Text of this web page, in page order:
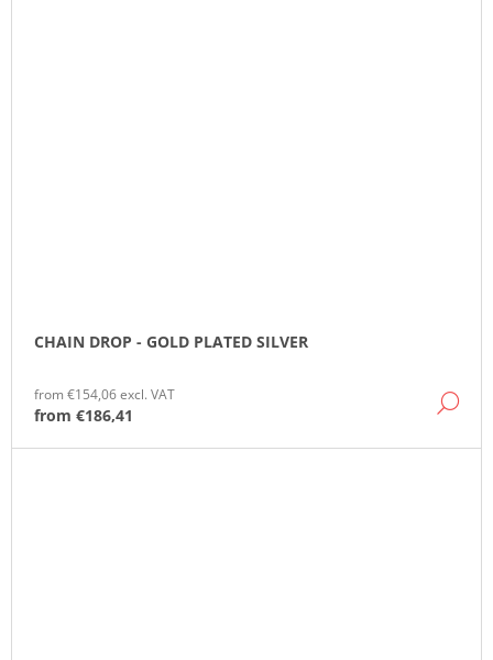
CHAIN DROP - GOLD PLATED SILVER
from €154,06 excl. VAT
from €186,41